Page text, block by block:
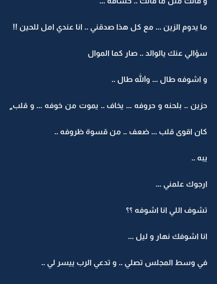
ما يدوم الزين ... مع كل هذا صدقني .. انا عندي امل للحين !!
سؤالي عنك يالوالد .. صار كما الموال
و اشوفه طال ... والله طال ..
حزين .. بلحنه و حروفه ... يخاف .. يموت من خوفه ... و قلب ٍ
كان اقوى قلب ... ضعف .. من قسوة ظروفه ..
يبه ..
ارجوك علمني ...
تشوف اللي انا اشوفه ؟؟
انا اشوفك نهار و ليل ...
في وسط المجلس تصلي .. و تدعي الرب ييسر لي ..